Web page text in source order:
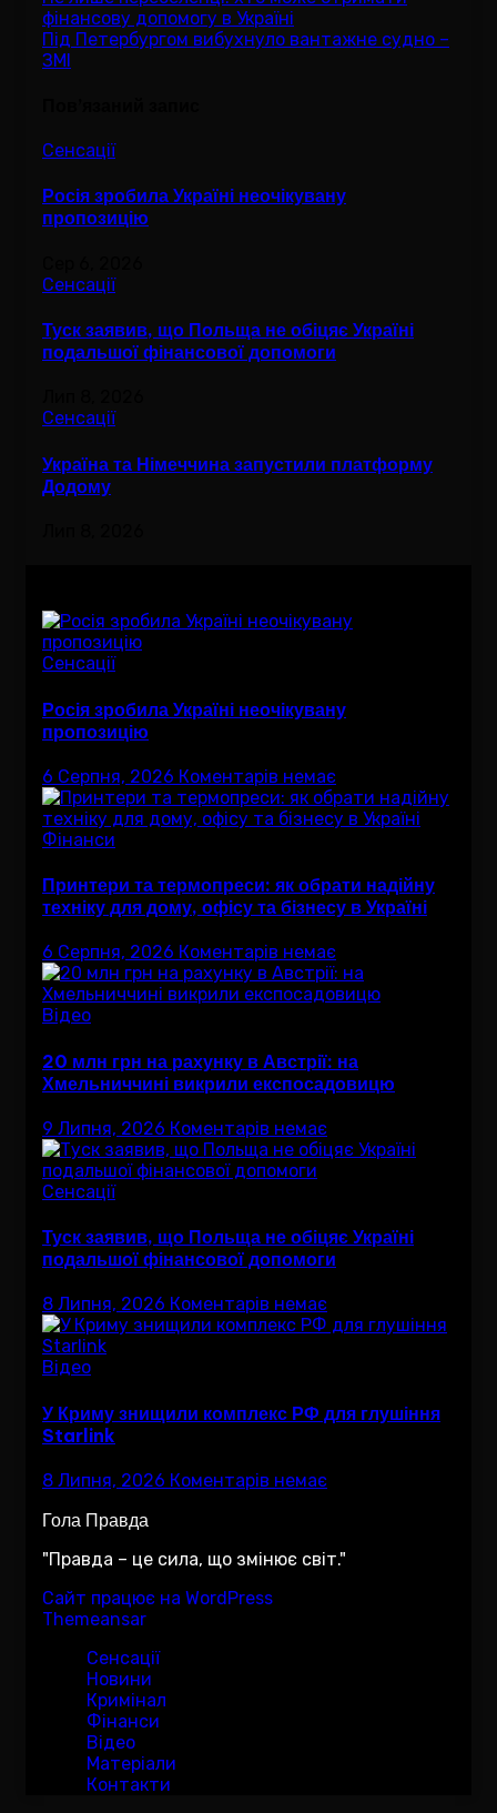
записів
фінансову допомогу в Україні
Під Петербургом вибухнуло вантажне судно –
ЗМІ
Сенсації
Росія зробила Україні неочікувану
пропозицію
Сенсації
Туск заявив, що Польща не обіцяє Україні
подальшої фінансової допомоги
Сенсації
Україна та Німеччина запустили платформу
Додому
Сенсації
Росія зробила Україні неочікувану
пропозицію
6 Серпня, 2026 Коментарів немає
Фінанси
Принтери та термопреси: як обрати надійну
техніку для дому, офісу та бізнесу в Україні
6 Серпня, 2026 Коментарів немає
Відео
20 млн грн на рахунку в Австрії: на
Хмельниччині викрили експосадовицю
9 Липня, 2026 Коментарів немає
Сенсації
Туск заявив, що Польща не обіцяє Україні
подальшої фінансової допомоги
8 Липня, 2026 Коментарів немає
Відео
У Криму знищили комплекс РФ для глушіння
Starlink
8 Липня, 2026 Коментарів немає
Гола Правда
"Правда – це сила, що змінює світ."
Сайт працює на WordPress
Themeansar.
Сенсації
Новини
Кримінал
Фінанси
Відео
Матеріали
Контакти